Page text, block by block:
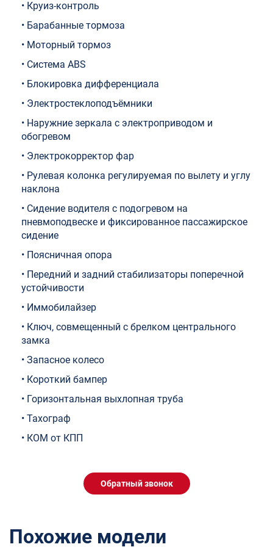
• Круиз-контроль
• Барабанные тормоза
• Моторный тормоз
• Система ABS
• Блокировка дифференциала
• Электростеклоподъёмники
• Наружние зеркала с электроприводом и
обогревом
• Электрокорректор фар
• Рулевая колонка регулируемая по вылету и углу
наклона
• Сидение водителя с подогревом на
пневмоподвеске и фиксированное пассажирское
сидение
• Поясничная опора
• Передний и задний стабилизаторы поперечной
устойчивости
• Иммобилайзер
• Ключ, совмещенный с брелком центрального
замка
• Запасное колесо
• Короткий бампер
• Горизонтальная выхлопная труба
• Тахограф
• КОМ от КПП
Обратный звонок
Похожие модели